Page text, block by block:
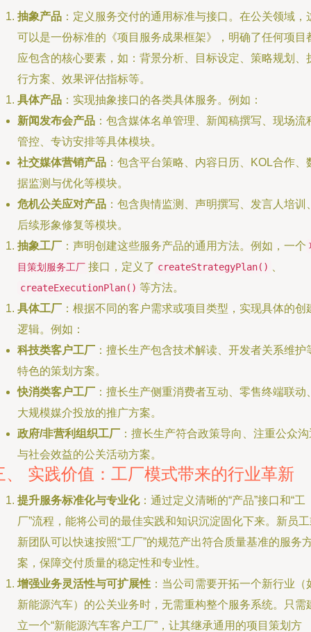
抽象产品 ：定义服务交付的通用标准与接口。在公关领域，
可以是一份标准的《项目服务成果框架》，明确了任何项目
应包含的核心要素，如：背景分析、目标设定、策略规划、
行方案、效果评估指标等。
具体产品 ：实现抽象接口的各类具体服务。例如：
新闻发布会产品 ：包含媒体名单管理、新闻稿撰写、现场流
管控、专访安排等具体模块。
社交媒体营销产品 ：包含平台策略、内容日历、KOL合作、
据监测与优化等模块。
危机公关应对产品 ：包含舆情监测、声明撰写、发言人培训
后续形象修复等模块。
抽象工厂 ：声明创建这些服务产品的通用方法。例如，一个
目策划服务工厂 接口，定义了 createStrategyPlan()
createExecutionPlan() 等方法。
具体工厂 ：根据不同的客户需求或项目类型，实现具体的创
逻辑。例如：
科技类客户工厂 ：擅长生产包含技术解读、开发者关系维护
特色的策划方案。
快消类客户工厂 ：擅长生产侧重消费者互动、零售终端联动
大规模媒介投放的推广方案。
政府/非营利组织工厂 ：擅长生产符合政策导向、注重公众
与社会效益的公关活动方案。
、 实践价值：工厂模式带来的行业革新
提升服务标准化与专业化：通过定义清晰的“产品”接口和“工
厂”流程，能将公司的最佳实践和知识沉淀固化下来。新员
新团队可以快速按照“工厂”的规范产出符合质量基准的服务
案，保障交付质量的稳定性和专业性。
增强业务灵活性与可扩展性 ：当公司需要开拓一个新行业（
新能源汽车）的公关业务时，无需重构整个服务系统。只需
立一个“新能源汽车客户工厂”，让其继承通用的项目策划方